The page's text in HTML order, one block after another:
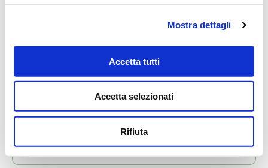
Mostra dettagli
Accetta tutti
Accetta selezionati
Rifiuta
Lascia ora un messaggio di vicinanza alla famiglia di
Il tuo indirizzo email non sarà pubblicato.
NOME*